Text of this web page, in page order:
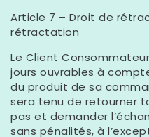
Article 7 – Droit de
rétractation
Le Client
jours ouvrables à
du produit de sa
sera tenu de retourner
pas et demander
sans pénalités, à